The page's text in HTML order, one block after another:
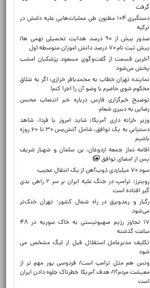
گرفت
دستگیری ۱۰۴ مظنون طی عملیات‌هایی علیه داعش در
ترکیه
صدور بیش از ۹۰ درصد هدایت تحصیلی نهمی ها/
پیش ثبت نام ۷۰ درصد دانش اموزان متوسطه اول
آخرین قسمت از گفت‌وگوی مسعود پزشکیان امشب
پخش می‌شود
نماینده تهران خطاب به محمدباقر خرازی: اگر به شلاق
محکوم شوی حاضرم با وضو آن را اجرا کنم!
توضیح خبرگزاری فارس درباره خبر انتصاب محسن
رضایی به دبیری شعام
وزیر خزانه داری آمریکا: شاید امروز یا فردا، شاهد
دستیابی به یک توافق، شامل آتش‌بس ۳۰ تا ۶۰ روزه
باشیم
اقامه نماز جمعه اردوغان، بن ‌سلمان و شهباز شریف
پس از امضای توافق
سود ۷۰ میلیاردی ذوب‌آهن از یک انتقال عجیب
رویترز: ترامپ در جنگ علیه ایران بر سر ۲ راهی بدی
گیر افتاده است
رگبار و رعدوبرق در راه شمال کشور؛ تهران خنک‌تر
می‌شود
۱۷ تجاوز رژیم صهیونیستی به خاک سوریه در ۴۸
ساعت گذشته
تکلیف مدیرعامل استقلال قبل از لیگ مشخص می
شود
ونس هم مثل ترامپ است/ فردوسی پور مهم تر از
معیشت مردم؟!/ هدف آمریکا خطرناک جلوه دادن ایران
است